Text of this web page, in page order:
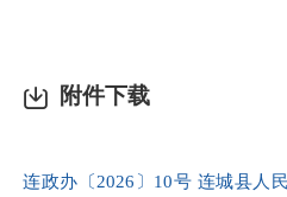
附件下载
连政办〔2026〕10号 连城县人